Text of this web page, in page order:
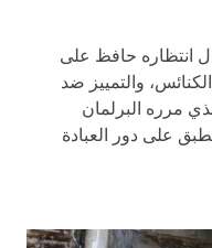
انتظاره حافظ على
والتمييز ضد
مرره البرلمان
في 30 أغسطس/آب 2016 ينطبق على دور العبادة